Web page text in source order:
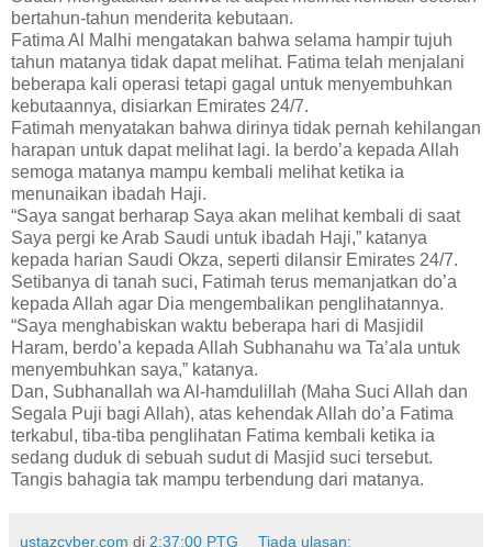
bertahun-tahun menderita kebutaan.
Fatima Al Malhi mengatakan bahwa selama hampir tujuh
tahun matanya tidak dapat melihat. Fatima telah menjalani
beberapa kali operasi tetapi gagal untuk menyembuhkan
kebutaannya, disiarkan Emirates 24/7.
Fatimah menyatakan bahwa dirinya tidak pernah kehilangan
harapan untuk dapat melihat lagi. Ia berdo’a kepada Allah
semoga matanya mampu kembali melihat ketika ia
menunaikan ibadah Haji.
“Saya sangat berharap Saya akan melihat kembali di saat
Saya pergi ke Arab Saudi untuk ibadah Haji,” katanya
kepada harian Saudi Okza, seperti dilansir Emirates 24/7.
Setibanya di tanah suci, Fatimah terus memanjatkan do’a
kepada Allah agar Dia mengembalikan penglihatannya.
“Saya menghabiskan waktu beberapa hari di Masjidil
Haram, berdo’a kepada Allah Subhanahu wa Ta’ala untuk
menyembuhkan saya,” katanya.
Dan, Subhanallah wa Al-hamdulillah (Maha Suci Allah dan
Segala Puji bagi Allah), atas kehendak Allah do’a Fatima
terkabul, tiba-tiba penglihatan Fatima kembali ketika ia
sedang duduk di sebuah sudut di Masjid suci tersebut.
Tangis bahagia tak mampu terbendung dari matanya.
ustazcyber.com di 2:37:00 PTG Tiada ulasan: